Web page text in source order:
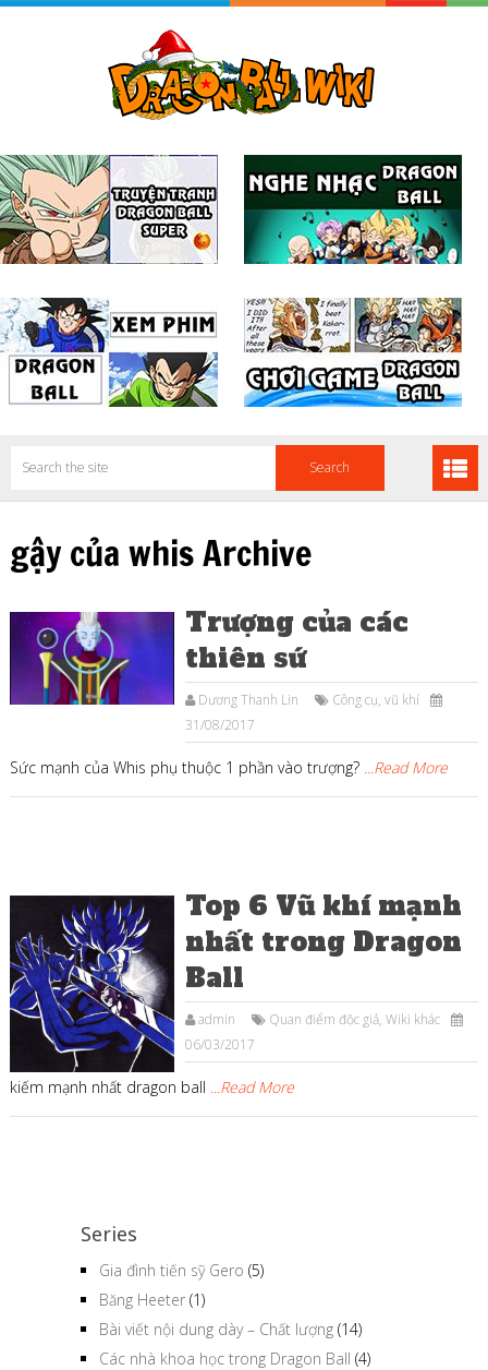
gậy của whis Archive
Trượng của các
thiên sứ
Dương Thanh Lin
Công cụ, vũ khí
31/08/2017
Sức mạnh của Whis phụ thuộc 1 phần vào trượng? ...Read More
Top 6 Vũ khí mạnh
nhất trong Dragon
Ball
admin Quan điểm độc giả,Wiki khác
06/03/2017
kiếm mạnh nhất dragon ball ...Read More
Series
Gia đình tiến sỹ Gero (5)
Băng Heeter (1)
Bài viết nội dung dày – Chất lượng (14)
Các nhà khoa học trong Dragon Ball (4)